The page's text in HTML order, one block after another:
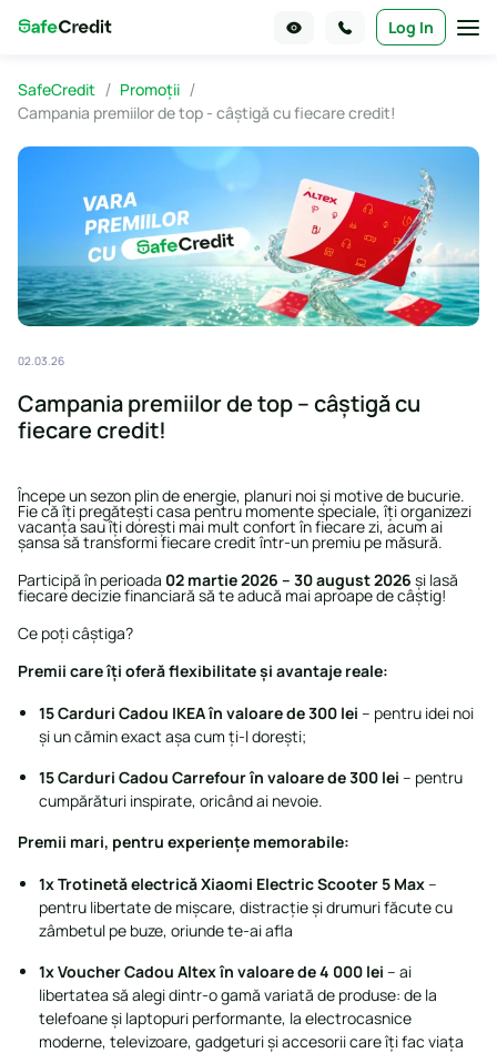
Log In
SafeCredit
Promoții
Campania premiilor de top - câștigă cu fiecare credit!
02.03.26
Campania premiilor de top – câștigă cu
fiecare credit!
Începe un sezon plin de energie, planuri noi și motive de bucurie.
Fie că îți pregătești casa pentru momente speciale, îți organizezi
vacanța sau îți dorești mai mult confort în fiecare zi, acum ai
șansa să transformi fiecare credit într-un premiu pe măsură.
Participă în perioada 02 martie 2026 – 30 august 2026 și lasă
fiecare decizie financiară să te aducă mai aproape de câștig!
Ce poți câștiga?
Premii care îți oferă flexibilitate și avantaje reale:
15 Carduri Cadou IKEA în valoare de 300 lei – pentru idei noi
și un cămin exact așa cum ți-l dorești;
15 Carduri Cadou Carrefour în valoare de 300 lei – pentru
cumpărături inspirate, oricând ai nevoie.
Premii mari, pentru experiențe memorabile:
1x Trotinetă electrică Xiaomi Electric Scooter 5 Max–
pentru libertate de mișcare, distracție și drumuri făcute cu
zâmbetul pe buze, oriunde te-ai afla
1x Voucher Cadou Altex în valoare de 4 000 lei – ai
libertatea să alegi dintr-o gamă variată de produse: de la
telefoane și laptopuri performante, la electrocasnice
moderne, televizoare, gadgeturi și accesorii care îți fac viața